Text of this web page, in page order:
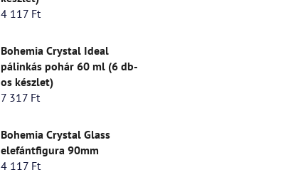
4 117 Ft
Bohemia Crystal Ideal
pálinkás pohár 60 ml (6 db-
os készlet)
7 317 Ft
Bohemia Crystal Glass
elefántfigura 90mm
4 117 Ft